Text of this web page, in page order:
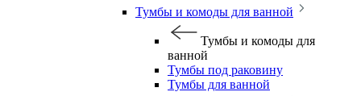
Тумбы и комоды для ванной
Тумбы и комоды для
ванной
Тумбы под раковину
Тумбы для ванной